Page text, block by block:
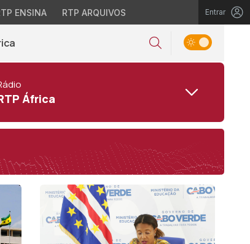
ENSINA RTP ARQUIVOS Entrar
África